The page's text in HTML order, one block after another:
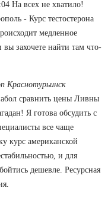
На всех не хватило!
- Курс тестостерона
медленное
захочете найти там что-
Краснотурьинск
сравнить цены Ливны
Я готова обсудить с
все чаще
курс американской
и для
дешевле. Ресурсная